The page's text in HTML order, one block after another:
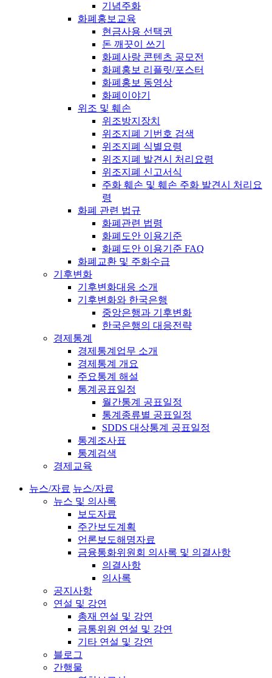
기념주화
화폐홍보교육
현금사용 선택권
돈 깨끗이 쓰기
화폐사랑 콘텐츠 공모전
화폐홍보 리플릿/포스터
화폐홍보 동영상
화폐이야기
위조 및 훼손
위조방지장치
위조지폐 기번호 검색
위조지폐 식별요령
위조지폐 발견시 처리요령
위조지폐 신고서식
주화 훼손 및 훼손 주화 발견시 처리요
령
화폐 관련 법규
화폐관련 법령
화폐도안 이용기준
화폐도안 이용기준 FAQ
화폐교환 및 주화수급
기후변화
기후변화대응 소개
기후변화와 한국은행
중앙은행과 기후변화
한국은행의 대응전략
경제통계
경제통계업무 소개
경제통계 개요
주요통계 해설
통계공표일정
월간통계 공표일정
통계종류별 공표일정
SDDS 대상통계 공표일정
통계조사표
통계검색
경제교육
뉴스/자료 뉴스/자료
뉴스 및 의사록
보도자료
주간보도계획
언론보도해명자료
금융통화위원회 의사록 및 의결사항
의결사항
의사록
공지사항
연설 및 강연
총재 연설 및 강연
금통위원 연설 및 강연
기타 연설 및 강연
블로그
간행물